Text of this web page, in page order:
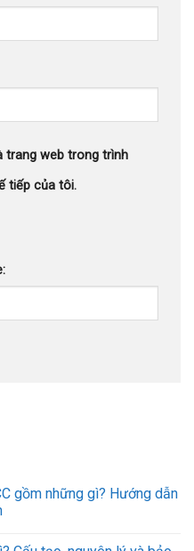
trang web trong trình
tiếp của tôi.
gồm những gì? Hướng dẫn